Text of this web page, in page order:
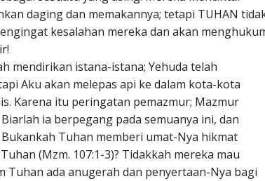
daging dan memakannya; tetapi TUHAN
kesalahan mereka dan akan
mendirikan istana-istana; Yehuda telah
Aku akan melepas api ke dalam kota-kota
Karena itu peringatan pemazmur; Mazmur
ia berpegang pada semuanya ini, dan
Tuhan memberi umat-Nya hikmat
(Mzm. 107:1-3)? Tidakkah mereka mau
Tuhan ada anugerah dan penyertaan-Nya bagi